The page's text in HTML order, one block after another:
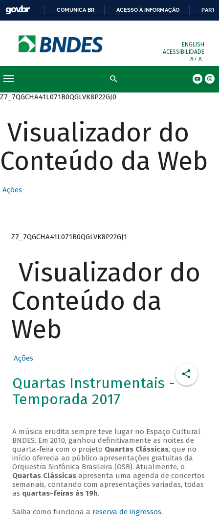
COMUNICA BR ACESSO À INFORMAÇÃO
ENGLISH
ACESSIBILIDADE
A+ A-
Z7_7QGCHA41L071B0QGLVK8P22GJ0
Visualizador do
Conteúdo da Web
Ações
Z7_7QGCHA41L071B0QGLVK8P22GJ1
Visualizador do
Conteúdo da
Web
Ações
Quartas Instrumentais -
Temporada 2017
A música erudita sempre teve lugar no Espaço Cultural
BNDES. Em 2010, ganhou definitivamente as noites de
quarta-feira com o projeto Quartas Clássicas, que no
início oferecia ao público apresentações gratuitas da
Orquestra Sinfônica Brasileira (OSB). Atualmente, o
Quartas Clássicasapresenta uma agenda de concertos
semanais, contando com apresentações variadas, todas
as quartas-feiras às 19h.
Saiba como funciona a reserva de ingressos.